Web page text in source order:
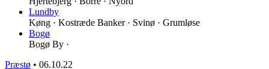
Lundby
Køng · Kostræde Banker · Svinø · Grumløse
Bogø
Bogø By ·
Præstø • 06.10.22